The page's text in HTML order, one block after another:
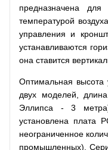
предназначена
температурой
управления и
устанавливаются
она ставится
Оптимальная высота
двух моделей,
Эллипса - 3
установлена плата
неограниченное
промышленных).